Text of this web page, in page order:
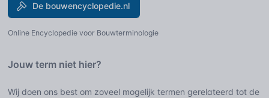
De bouwencyclopedie.nl
Online Encyclopedie voor Bouwterminologie
Jouw term niet hier?
Wij doen ons best om zoveel mogelijk termen gerelateerd tot de